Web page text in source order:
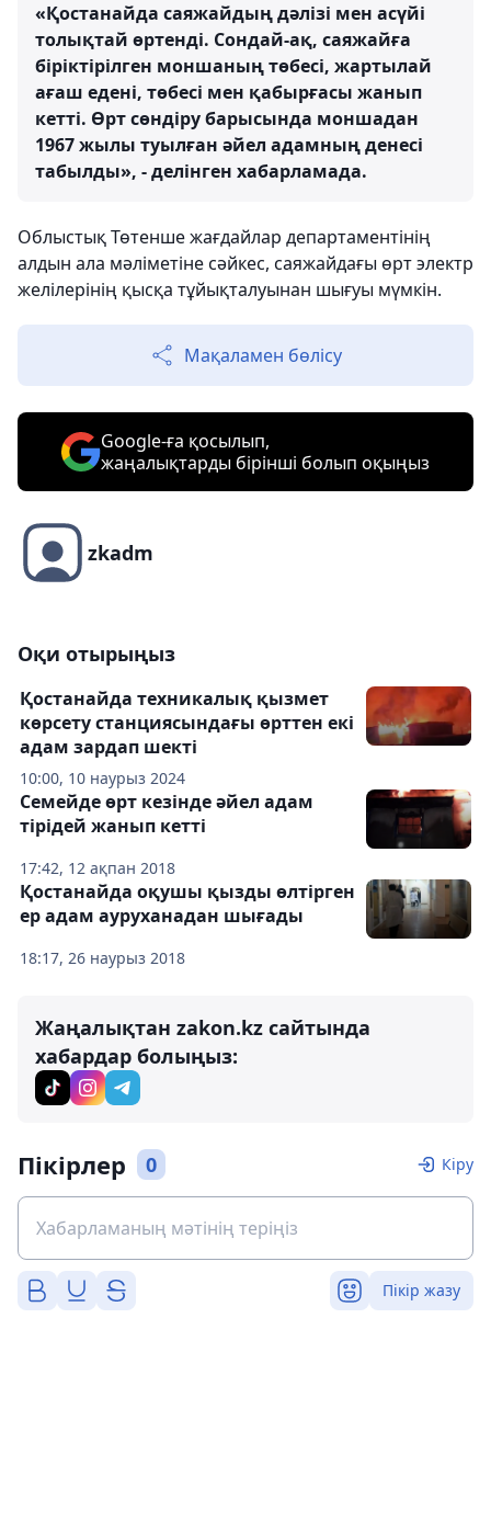
«Қостанайда саяжайдың дәлізі мен асүйі
толықтай өртенді. Сондай-ақ, саяжайға
біріктірілген моншаның төбесі, жартылай
ағаш едені, төбесі мен қабырғасы жанып
кетті. Өрт сөндіру барысында моншадан
1967 жылы туылған әйел адамның денесі
табылды», - делінген хабарламада.
Облыстық Төтенше жағдайлар департаментінің
алдын ала мәліметіне сәйкес, саяжайдағы өрт электр
желілерінің қысқа тұйықталуынан шығуы мүмкін.
Мақаламен бөлісу
Google-ға қосылып,
жаңалықтарды бірінші болып оқыңыз
zkadm
Оқи отырыңыз
10:00, 10 наурыз 2024
Қостанайда техникалық қызмет
көрсету станциясындағы өрттен екі
адам зардап шекті
17:42, 12 ақпан 2018
Семейде өрт кезінде әйел адам
тірідей жанып кетті
18:17, 26 наурыз 2018
Қостанайда оқушы қызды өлтірген
ер адам ауруханадан шығады
Жаңалықтан zakon.kz сайтында
хабардар болыңыз:
Пікірлер 0 Кіру
Пікір жазу